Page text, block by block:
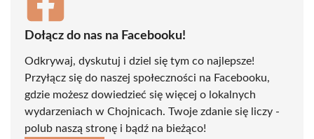
Dołącz do nas na Facebooku!
Odkrywaj, dyskutuj i dziel się tym co najlepsze!
Przyłącz się do naszej społeczności na Facebooku,
gdzie możesz dowiedzieć się więcej o lokalnych
wydarzeniach w Chojnicach. Twoje zdanie się liczy -
polub naszą stronę i bądź na bieżąco!